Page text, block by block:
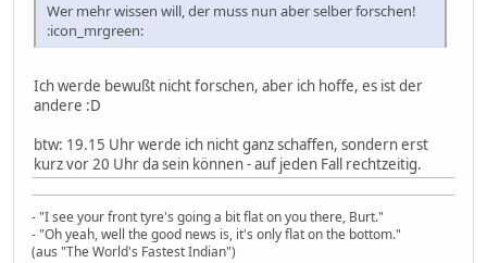
Wer mehr wissen will, der muss nun aber selber forschen!
:icon_mrgreen:
Ich werde bewußt nicht forschen, aber ich hoffe, es ist der
andere :D
btw: 19.15 Uhr werde ich nicht ganz schaffen, sondern erst
kurz vor 20 Uhr da sein können - auf jeden Fall rechtzeitig.
- "I see your front tyre's going a bit flat on you there, Burt."
- "Oh yeah, well the good news is, it's only flat on the bottom."
(aus "The World's Fastest Indian")